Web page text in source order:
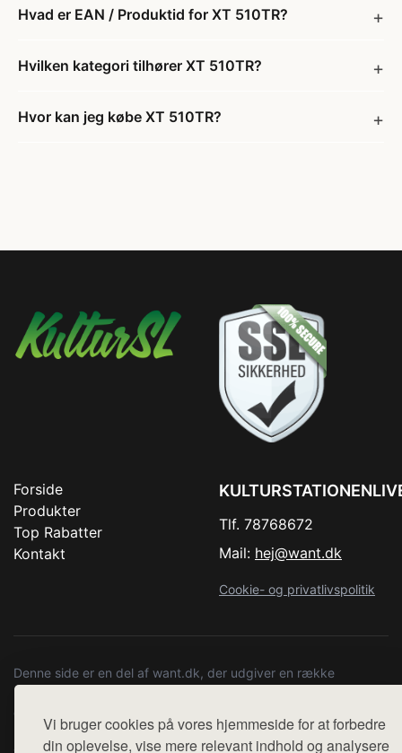
Vi bruger cookies på vores hjemmeside for at forbedre
din oplevelse, vise mere relevant indhold og analysere
Hvad er EAN / Produktid for XT 510TR?
Hvilken kategori tilhører XT 510TR?
Hvor kan jeg købe XT 510TR?
Forside
Produkter
Top Rabatter
Kontakt
Tlf. 78768672
Mail: hej@want.dk
Cookie- og privatlivspolitik
Denne side er en del af want.dk, der udgiver en række
hjemmesider med præsentation af forskellige produkter fra
diverse webshops. Der sælges ikke varer fra denne side - vi
henviser til de shops, som sælger varen. Vi har heller ikke